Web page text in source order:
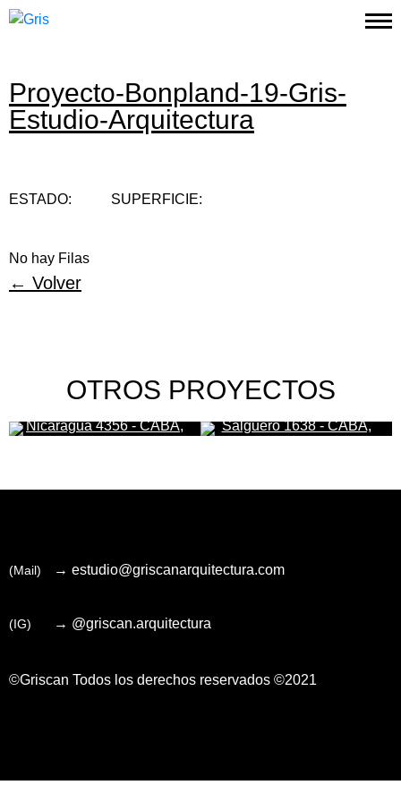
Proyectos
Estudio
Proyecto-Bonpland-19-Gris-
Estudio-Arquitectura
ESTADO: SUPERFICIE:
No hay Filas
← Volver
OTROS PROYECTOS
Nicaragua 4356 - CABA,
Salguero 1638 - CABA,
(Mail) → estudio@griscanarquitectura.com
(IG) → @griscan.arquitectura
©Griscan Todos los derechos reservados ©2021